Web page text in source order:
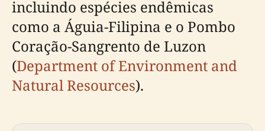
incluindo espécies endêmicas
como a Águia-Filipina e o Pombo
Coração-Sangrento de Luzon
(Department of Environment and
Natural Resources).